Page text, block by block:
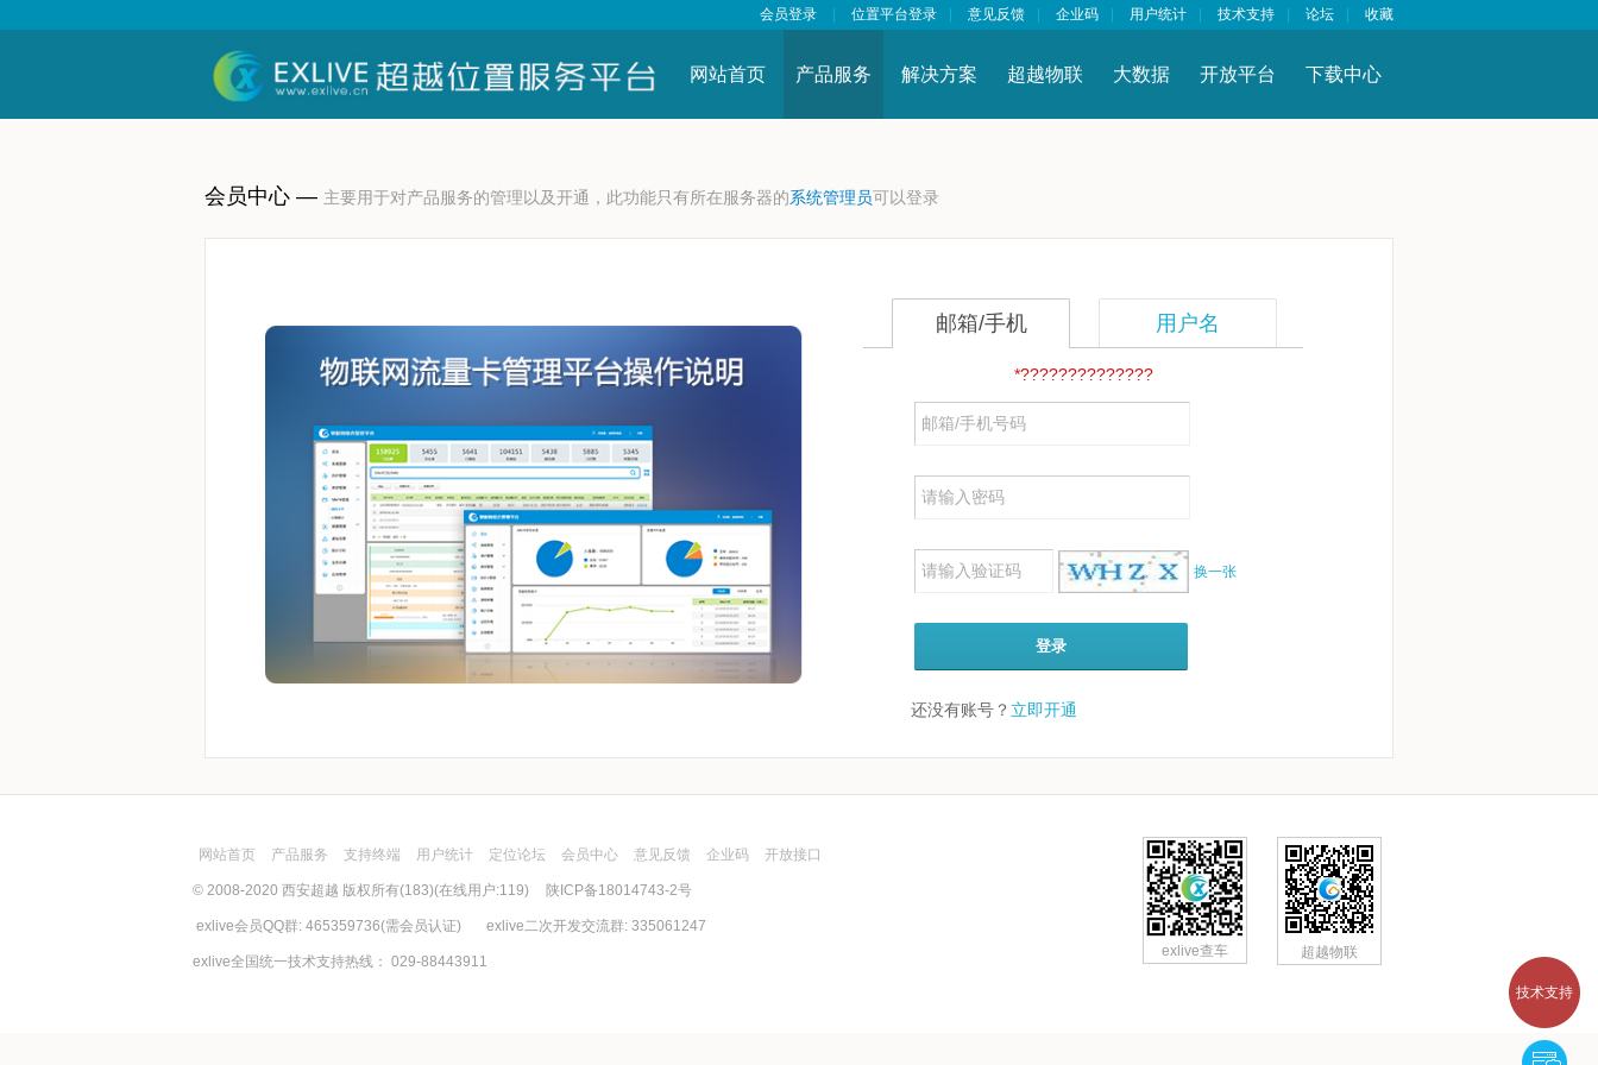
技术支持
会员登录 位置平台登录 意见反馈 企业码 用户统计 技术支持 论坛 收藏
网站首页 产品服务 解决方案 超越物联 大数据 开放平台 下载中心
会员中心 — 主要用于对产品服务的管理以及开通，此功能只有所在服务器的系统管理员可以登录
邮箱/手机 用户名
*??????????????
换一张
登录
还没有账号？ 立即开通
网站首页 产品服务 支持终端 用户统计 定位论坛 会员中心 意见反馈 企业码 开放接口
© 2008-2020 西安超越 版权所有(183)(在线用户:119) 陕ICP备18014743-2号
exlive会员QQ群: 465359736(需会员认证) exlive二次开发交流群: 335061247
exlive全国统一技术支持热线： 029-88443911
exlive查车 超越物联